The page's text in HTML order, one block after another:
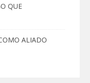
QUE
ALIADO